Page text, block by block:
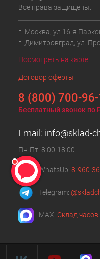
Все права защищены.
г. Москва, ул 16-я
г. Димитровград, ул.
Посмотреть на карте
Договор оферты
8 (800) 700-
Бесплатный звонок по
Email: info@sklad-
Пн-Пт: 8:00-18:00
WhatsUp: 8-960-
Telegram:
MAX: Склад часов